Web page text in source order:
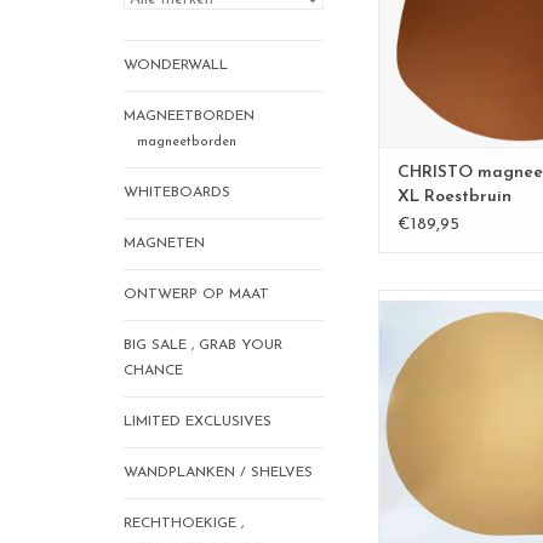
WONDERWALL
MAGNEETBORDEN
magneetborden
WHITEBOARDS
MAGNETEN
ONTWERP OP MAAT
BIG SALE , GRAB YOUR
CHANCE
LIMITED EXCLUSIVES
WANDPLANKEN / SHELVES
RECHTHOEKIGE ,
materiaal: powder
andere
uitgebreide
TOEVOEGEN AAN
CHRISTO
XL Roestbruin
€189,95
Drop Magneetbord
Een tijdloos en
afmetingen: 50
materiaal: powder
TOEVOEGEN AAN